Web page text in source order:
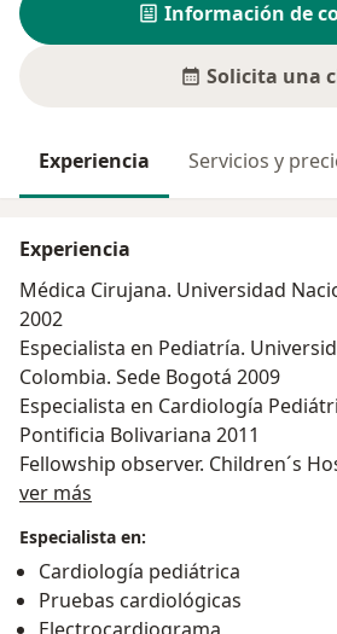
Información de
Solicita una
Experiencia Servicios y
Experiencia
Médica Cirujana. Universidad
2002
Especialista en Pediatría.
Colombia. Sede Bogotá 2009
Especialista en Cardiología
Pontificia Bolivariana 2011
Fellowship observer. Children´s
2011
ver más
Especialista en:
Cardiología pediátrica
Pruebas cardiológicas